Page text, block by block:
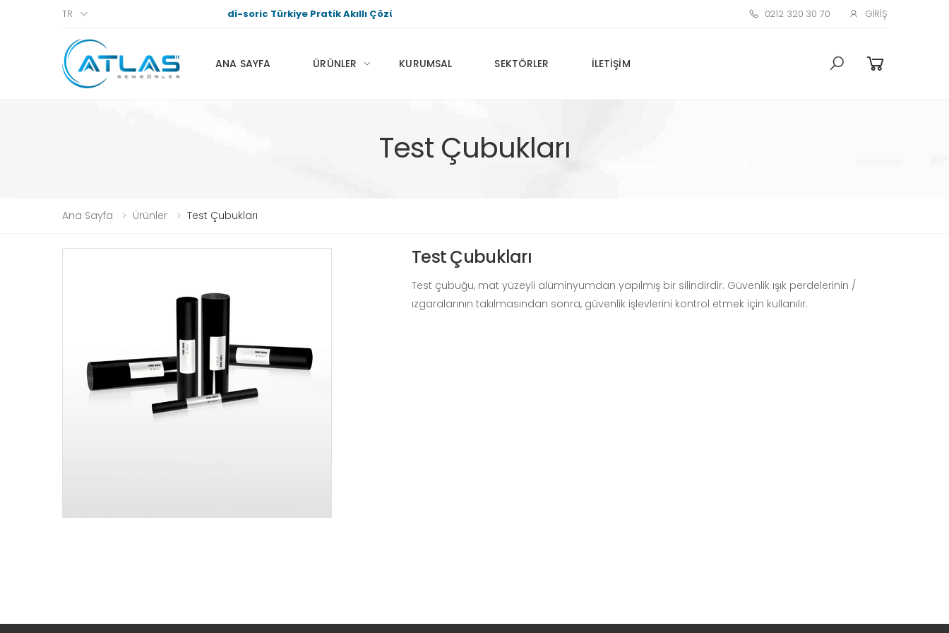
TR di-soric Türkiye Pratik Akıllı Çözümler 0212 320 30 70 GIRIŞ
ANA SAYFA ÜRÜNLER KURUMSAL SEKTÖRLER İLETIŞIM
Test Çubukları
Ana Sayfa Ürünler Test Çubukları
Test Çubukları
Test çubuğu, mat yüzeyli alüminyumdan yapılmış bir silindirdir. Güvenlik ışık perdelerinin /
ızgaralarının takılmasından sonra, güvenlik işlevlerini kontrol etmek için kullanılır.